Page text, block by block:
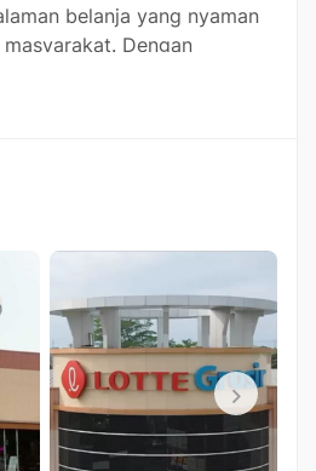
belanja yang nyaman
Dengan
luas serta berbagai
PT